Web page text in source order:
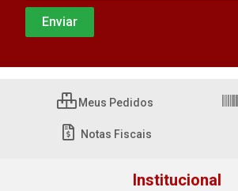
Meus Pedidos
Notas Fiscais
Institucional